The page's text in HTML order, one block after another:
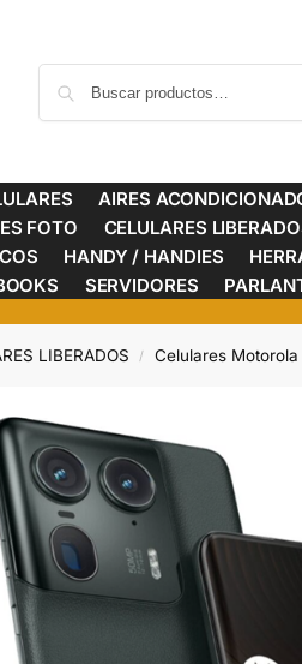
AIRES
FOTO
CELULARES
HANDY / HANDIES
SERVIDORES
LIBERADOS / Celulares Motorola